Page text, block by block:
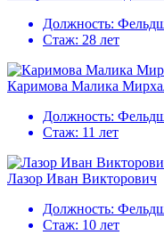
Должность:
Стаж: 28 лет
Каримова Малика
Должность:
Стаж: 11 лет
Лазор Иван Викторович
Должность:
Стаж: 10 лет